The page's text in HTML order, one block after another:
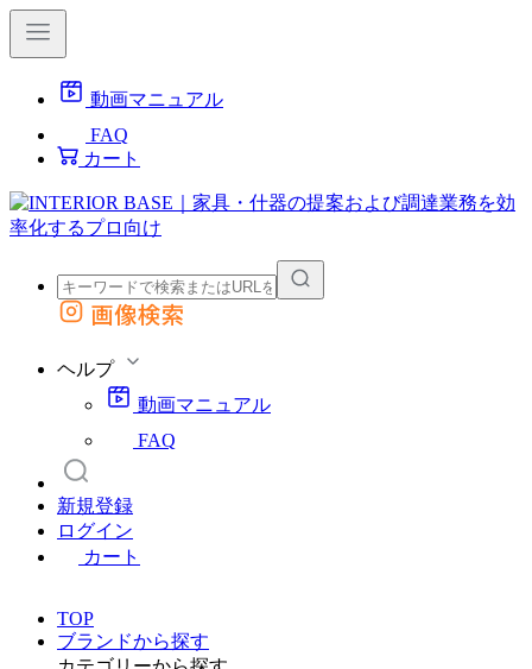
動画マニュアル
FAQ
カート
外部サイトの商品をカートに追加
画像検索
ヘルプ
動画マニュアル
FAQ
新規登録
ログイン
カート
TOP
ブランドから探す